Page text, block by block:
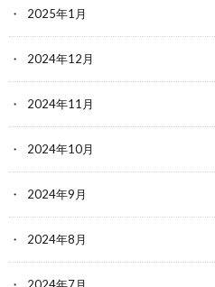
2025年1月
2024年12月
2024年11月
2024年10月
2024年9月
2024年8月